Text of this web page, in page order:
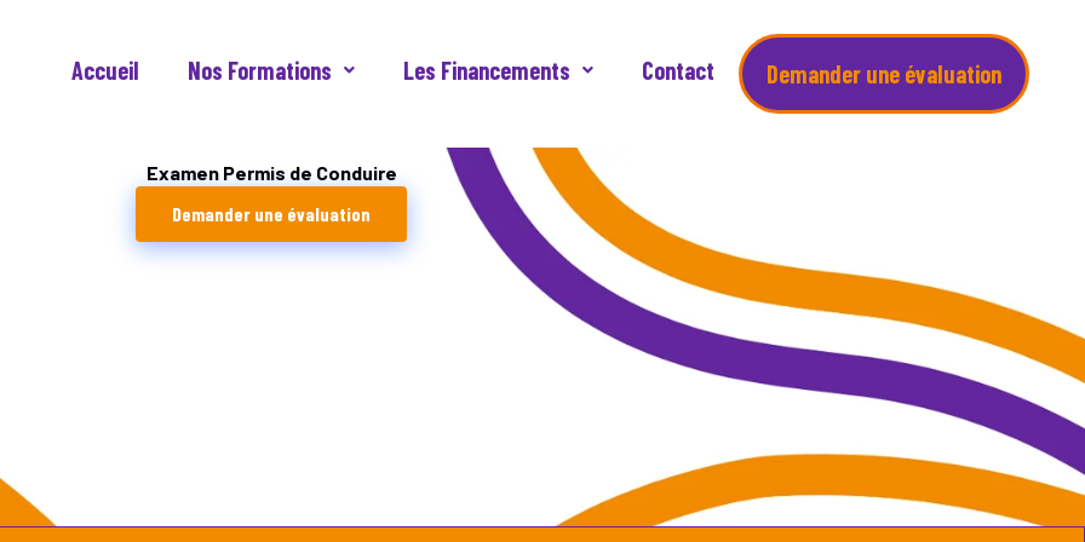
Accueil Nos Formations Les Financements Contact Demander une évaluation
Examen Permis de Conduire
Demander une évaluation